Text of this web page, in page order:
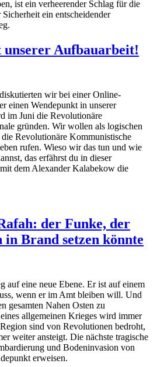
ist ein verheerender Schlag für die
ein entscheidender
unserer Aufbauarbeit!
wir bei einer Online-
einen Wendepunkt in unserer
im Juni die Revolutionäre
gründen. Wir wollen als logischen
Revolutionäre Kommunistische
rufen. Wieso wir das tun und wie
das erfährst du in dieser
dem Alexander Kalabekow die
der Funke, der
in Brand setzen könnte
auf eine neue Ebene. Er ist auf einem
wenn er im Amt bleiben will. Und
gesamten Nahen Osten zu
allgemeinen Krieges wird immer
sind von Revolutionen bedroht,
weiter ansteigt. Die nächste tragische
und Bodeninvasion von
erweisen.